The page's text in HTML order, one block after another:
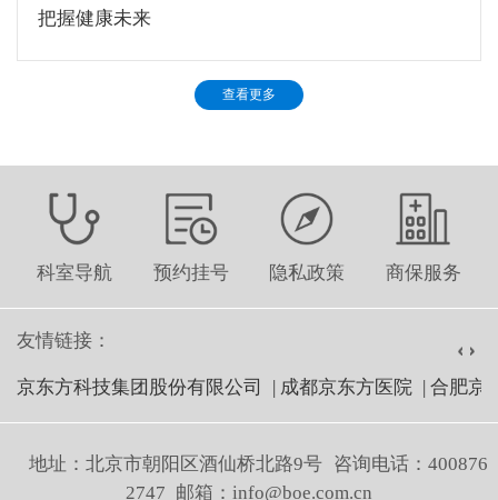
把握健康未来
查看更多
科室导航 预约挂号 隐私政策 商保服务
友情链接：
京东方科技集团股份有限公司 成都京东方医院| 合肥京
地址：北京市朝阳区酒仙桥北路9号 咨询电话：400876
2747 邮箱：info@boe.com.cn